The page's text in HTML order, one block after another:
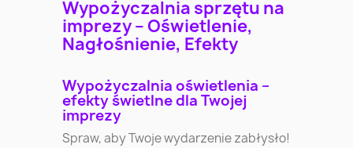
Wypożyczalnia sprzętu na
imprezy – Oświetlenie,
Nagłośnienie, Efekty
Wypożyczalnia oświetlenia –
efekty świetlne dla Twojej
imprezy
Spraw, aby Twoje wydarzenie zabłysło!